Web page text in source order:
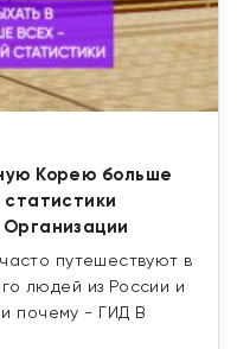
Корею больше
путешествуют в
людей из России и
почему - ГИД В